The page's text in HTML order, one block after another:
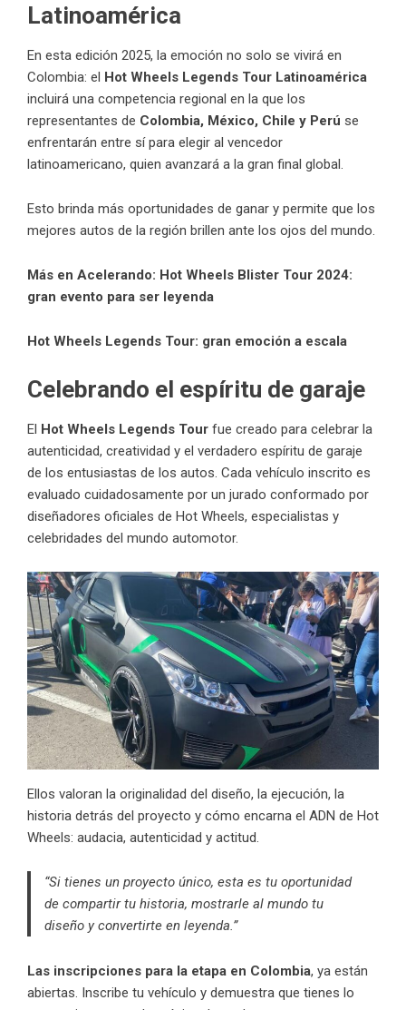
Latinoamérica
En esta edición 2025, la emoción no solo se vivirá en
Colombia: el Hot Wheels Legends Tour Latinoamérica
incluirá una competencia regional en la que los
representantes de Colombia, México, Chile y Perú se
enfrentarán entre sí para elegir al vencedor
latinoamericano, quien avanzará a la gran final global.
Esto brinda más oportunidades de ganar y permite que los
mejores autos de la región brillen ante los ojos del mundo.
Más en Acelerando: Hot Wheels Blister Tour 2024:
gran evento para ser leyenda
Hot Wheels Legends Tour: gran emoción a escala
Celebrando el espíritu de garaje
El Hot Wheels Legends Tour fue creado para celebrar la
autenticidad, creatividad y el verdadero espíritu de garaje
de los entusiastas de los autos. Cada vehículo inscrito es
evaluado cuidadosamente por un jurado conformado por
diseñadores oficiales de Hot Wheels, especialistas y
celebridades del mundo automotor.
Ellos valoran la originalidad del diseño, la ejecución, la
historia detrás del proyecto y cómo encarna el ADN de Hot
Wheels: audacia, autenticidad y actitud.
“Si tienes un proyecto único, esta es tu oportunidad
de compartir tu historia, mostrarle al mundo tu
diseño y convertirte en leyenda.”
Las inscripciones para la etapa en Colombia, ya están
abiertas. Inscribe tu vehículo y demuestra que tienes lo